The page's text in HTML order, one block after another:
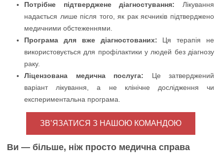
Потрібне підтверджене діагностування: Лікування
надається лише після того, як рак яєчників підтверджено
медичними обстеженнями.
Програма для вже діагностованих: Ця терапія не
використовується для профілактики у людей без діагнозу
раку.
Ліцензована медична послуга: Це затверджений
варіант лікування, а не клінічне дослідження чи
експериментальна програма.
ЗВ’ЯЗАТИСЯ З НАШОЮ КОМАНДОЮ
Ви — більше, ніж просто медична справа